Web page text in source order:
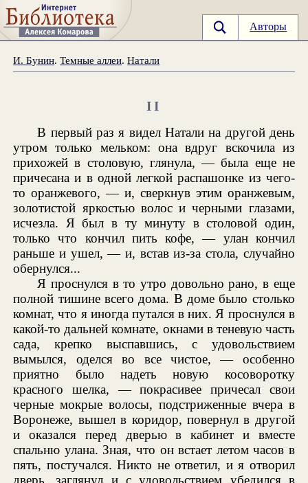
Авторы
И. Бунин.Темные аллеи.Натали
II
В первый раз я видел Натали на другой день
утром только мельком: она вдруг вскочила из
прихожей в столовую, глянула, — была еще не
причесана и в одной легкой распашонке из чего-
то оранжевого, — и, сверкнув этим оранжевым,
золотистой яркостью волос и черными глазами,
исчезла. Я был в ту минуту в столовой один,
только что кончил пить кофе, — улан кончил
раньше и ушел, — и, встав из-за стола, случайно
обернулся...
Я проснулся в то утро довольно рано, в еще
полной тишине всего дома. В доме было столько
комнат, что я иногда путался в них. Я проснулся в
какой-то дальней комнате, окнами в теневую часть
сада, крепко выспавшись, с удовольствием
вымылся, оделся во все чистое, — особенно
приятно было надеть новую косоворотку
красного шелка, — покрасивее причесал свои
черные мокрые волосы, подстриженные вчера в
Воронеже, вышел в коридор, повернул в другой
и оказался перед дверью в кабинет и вместе
спальню улана. Зная, что он встает летом часов в
пять, постучался. Никто не ответил, и я отворил
дверь, заглянул и с удовольствием убедился в